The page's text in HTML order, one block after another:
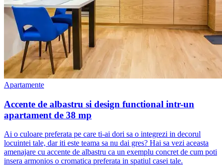
Apartamente
Accente de albastru si design functional intr-un
apartament de 38 mp
Ai o culoare preferata pe care ti-ai dori sa o integrezi in decorul
locuintei tale, dar iti este teama sa nu dai gres? Hai sa vezi aceasta
amenajare cu accente de albastru ca un exemplu concret de cum poti
insera armonios o cromatica preferata in spatiul casei tale.